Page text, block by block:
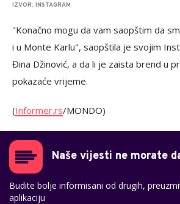
IZVOR: INSTAGRAM
"Konačno mogu da vam saopštim da
i u Monte Karlu", saopštila je svojim
Đina Džinović, a da li je zaista brend u
pokazaće vrijeme.
(Informer.rs/MONDO)
Naše vijesti ne morate
Budite bolje informisani od drugih,
aplikaciju